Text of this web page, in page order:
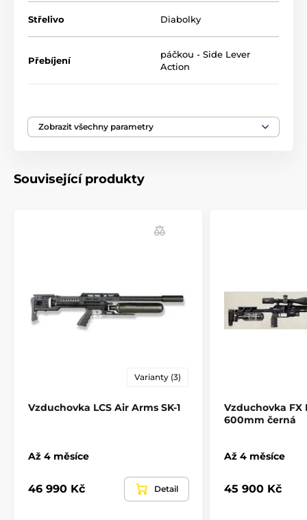
vybavená weaver/picatinny lištou o délce
Střelivo Diabolky
Přebíjení
páčkou - Side Lever
Action
Délka hlavně 450 mm
Energie
Mířidla Ne
250 cm3
Materiál pažby
Maximální plnící tlak 300 BAR
Zobrazit všechny parametry
Související produkty
Varianty (3)
Vzduchovka LCS Air Arms SK-1
Až 4 měsíce
46 990 Kč Detail
Vzduchovka FX
600mm černá
Až 4 měsíce
45 900 Kč